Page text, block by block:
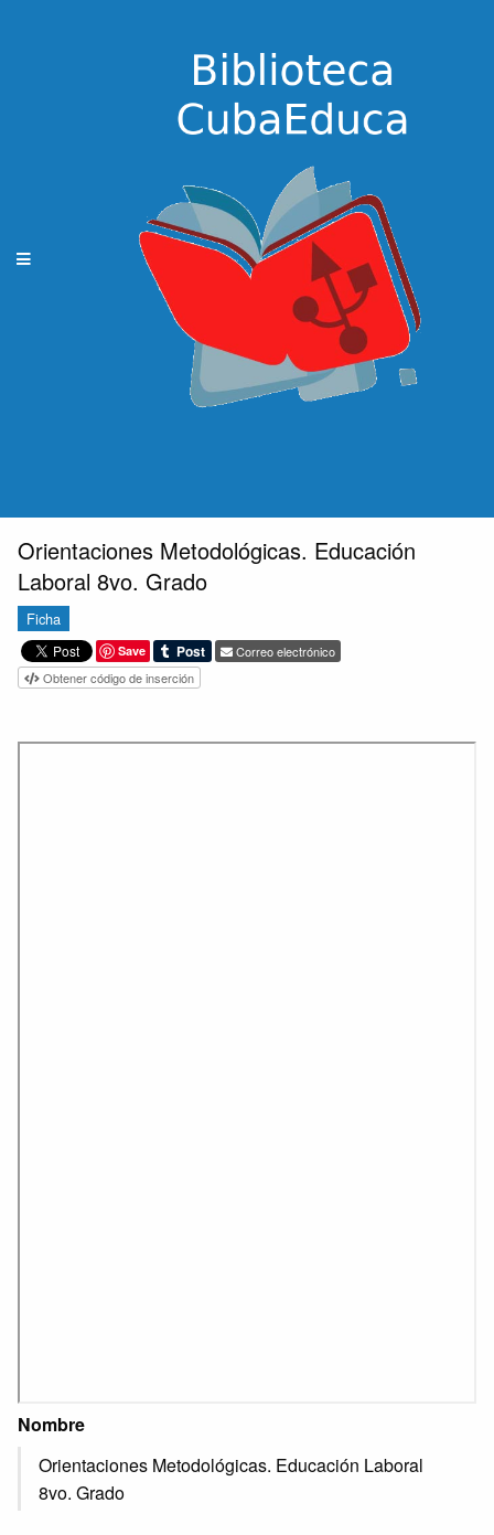
Orientaciones Metodológicas. Educación
Laboral 8vo. Grado
Ficha
Save
Correo electrónico
Obtener código de inserción
Nombre
Orientaciones Metodológicas. Educación Laboral
8vo. Grado